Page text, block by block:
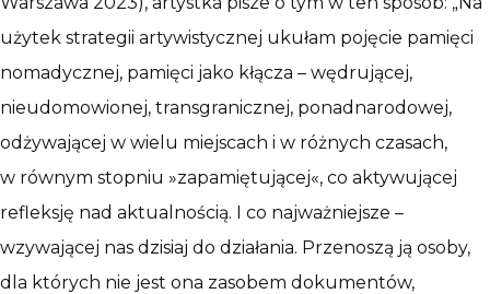
użytek strategii artywistycznej ukułam pojęcie pamięci
nomadycznej, pamięci jako kłącza – wędrującej,
nieudomowionej, transgranicznej, ponadnarodowej,
odżywającej w wielu miejscach i w różnych czasach,
w równym stopniu »zapamiętującej«, co aktywującej
refleksję nad aktualnością. I co najważniejsze –
wzywającej nas dzisiaj do działania. Przenoszą ją osoby,
dla których nie jest ona zasobem dokumentów,